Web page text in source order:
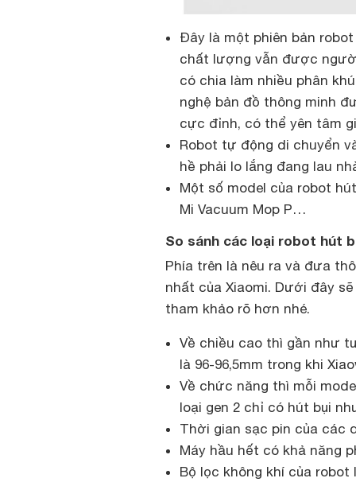
Đây là một phiên bản
chất lượng vẫn được
có chia làm nhiều phân
nghệ bản đồ thông minh
cực đỉnh, có thể yên tâm
Robot tự động di chuyển
hề phải lo lắng đang lau
Một số model của robot
Mi Vacuum Mop P…
So sánh các loại robot hút
Phía trên là nêu ra và đưa
nhất của Xiaomi. Dưới đây
tham khảo rõ hơn nhé.
Về chiều cao thì gần như
là 96-96,5mm trong khi
Về chức năng thì mỗi
loại gen 2 chỉ có hút bụi
Thời gian sạc pin của các
Máy hầu hết có khả năng
Bộ lọc không khí của robot